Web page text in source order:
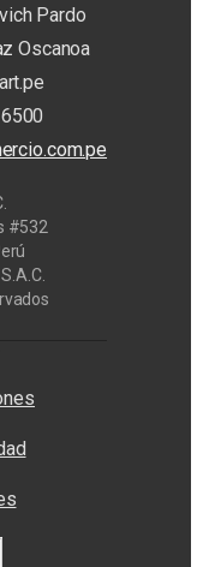
Pardo
Oscanoa
#532